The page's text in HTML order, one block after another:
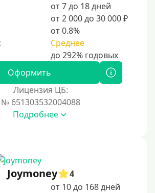
удостоверению
дохода
от 7 до 18 дней
от 2 000 до 30 000 ₽
от 0.8%
Среднее
Оформить
Лицензия ЦБ:
№ 651303532004088
Подробнее
Joymoney
4
от 10 до 168 дней